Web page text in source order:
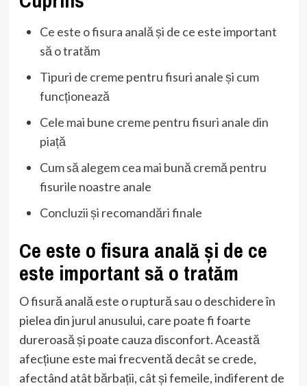
Ce este o fisura anală și de ce este important
să o tratăm
Tipuri de creme pentru fisuri anale și cum
funcționează
Cele mai bune creme pentru fisuri anale din
piață
Cum să alegem cea mai bună cremă pentru
fisurile noastre anale
Concluzii și recomandări finale
Ce este o fisura anală și de ce
este important să o tratăm
O fisură anală este o ruptură sau o deschidere în
pielea din jurul anusului, care poate fi foarte
dureroasă și poate cauza disconfort. Această
afecțiune este mai frecventă decât se crede,
afectând atât bărbații, cât și femeile, indiferent de